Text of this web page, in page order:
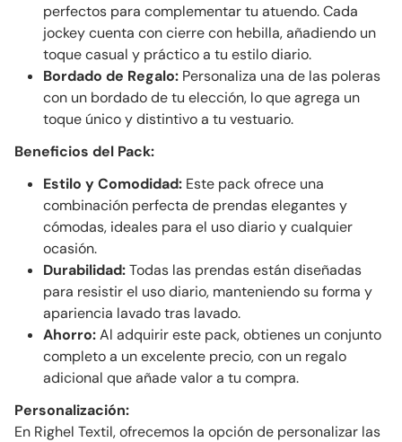
perfectos para complementar tu atuendo. Cada
jockey cuenta con cierre con hebilla, añadiendo un
toque casual y práctico a tu estilo diario.
Bordado de Regalo: Personaliza una de las poleras
con un bordado de tu elección, lo que agrega un
toque único y distintivo a tu vestuario.
Beneficios del Pack:
Estilo y Comodidad: Este pack ofrece una
combinación perfecta de prendas elegantes y
cómodas, ideales para el uso diario y cualquier
ocasión.
Durabilidad:Todas las prendas están diseñadas
para resistir el uso diario, manteniendo su forma y
apariencia lavado tras lavado.
Ahorro:Al adquirir este pack, obtienes un conjunto
completo a un excelente precio, con un regalo
adicional que añade valor a tu compra.
Personalización:
En Righel Textil, ofrecemos la opción de personalizar las